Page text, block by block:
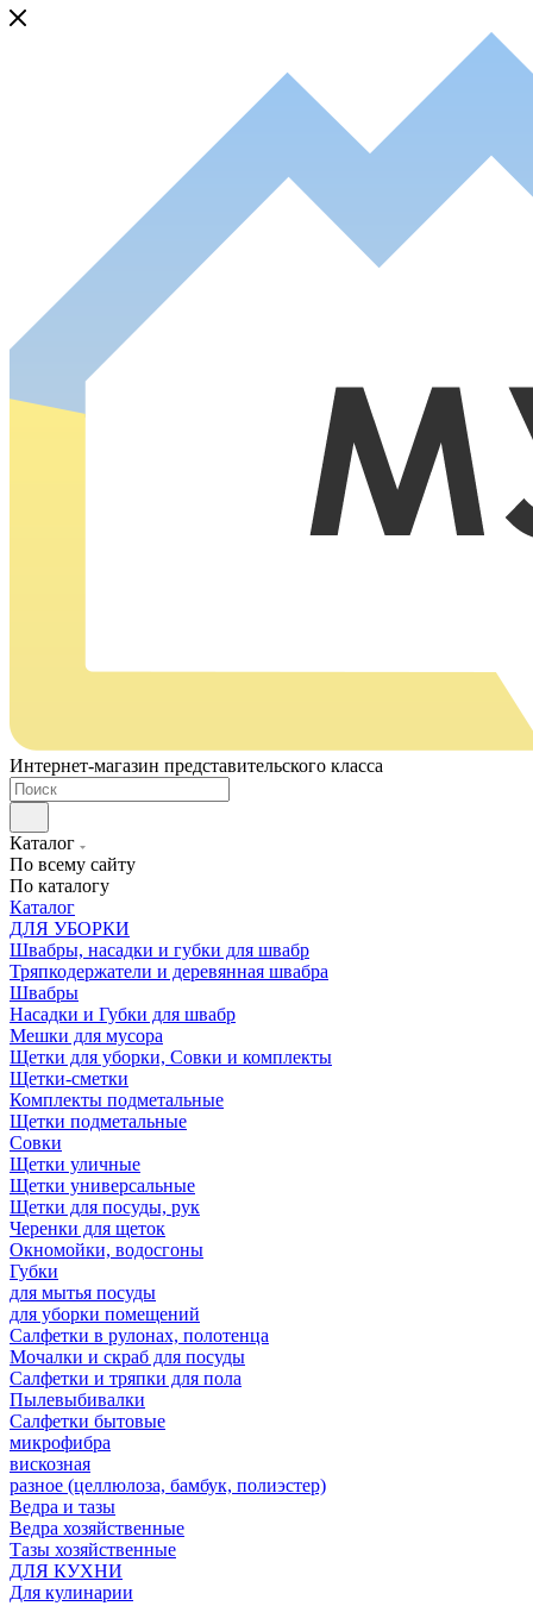
Интернет-магазин представительского класса
Каталог
По всему сайту
По каталогу
Каталог
ДЛЯ УБОРКИ
Швабры, насадки и губки для швабр
Тряпкодержатели и деревянная швабра
Швабры
Насадки и Губки для швабр
Мешки для мусора
Щетки для уборки, Совки и комплекты
Щетки-сметки
Комплекты подметальные
Щетки подметальные
Совки
Щетки уличные
Щетки универсальные
Щетки для посуды, рук
Черенки для щеток
Окномойки, водосгоны
Губки
для мытья посуды
для уборки помещений
Салфетки в рулонах, полотенца
Мочалки и скраб для посуды
Салфетки и тряпки для пола
Пылевыбивалки
Салфетки бытовые
микрофибра
вискозная
разное (целлюлоза, бамбук, полиэстер)
Ведра и тазы
Ведра хозяйственные
Тазы хозяйственные
ДЛЯ КУХНИ
Для кулинарии